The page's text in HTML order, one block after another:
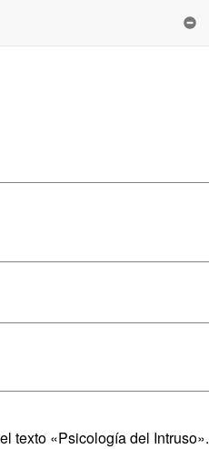
texto «Psicología del Intruso».